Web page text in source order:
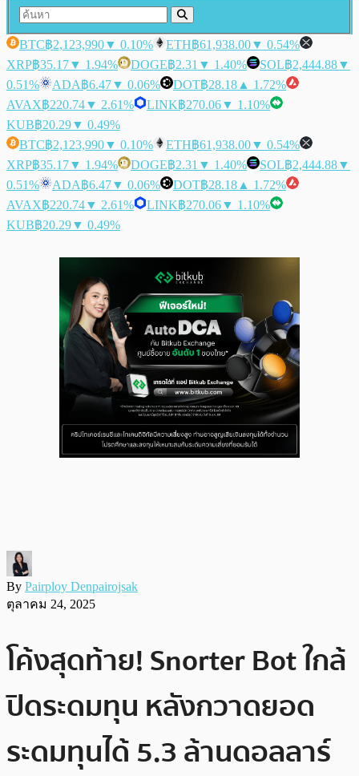
BTC฿2,123,990▼ 0.10% ETH฿61,938.00▼ 0.54%
XRP฿35.17▼ 1.94% DOGE฿2.31 ▼ 1.40% SOL฿2,444.88▼
0.51%
ADA฿6.47▼ 0.06% DOT฿28.18 ▲ 1.72%
AVAX฿220.74▼ 2.61% LINK฿270.06▼ 1.10%
KUB฿20.29▼ 0.49%
BTC฿2,123,990▼ 0.10% ETH฿61,938.00▼ 0.54%
XRP฿35.17▼ 1.94% DOGE฿2.31 ▼ 1.40% SOL฿2,444.88▼
0.51%
ADA฿6.47▼ 0.06% DOT฿28.18 ▲ 1.72%
AVAX฿220.74▼ 2.61% LINK฿270.06▼ 1.10%
KUB฿20.29▼ 0.49%
By Pairploy Denpairojsak
ตุลาคม 24, 2025
โค้งสุดท้าย! Snorter Bot ใกล้
ปิดระดมทุน หลังกวาดยอด
ระดมทุนได้ 5.3 ล้านดอลลาร์